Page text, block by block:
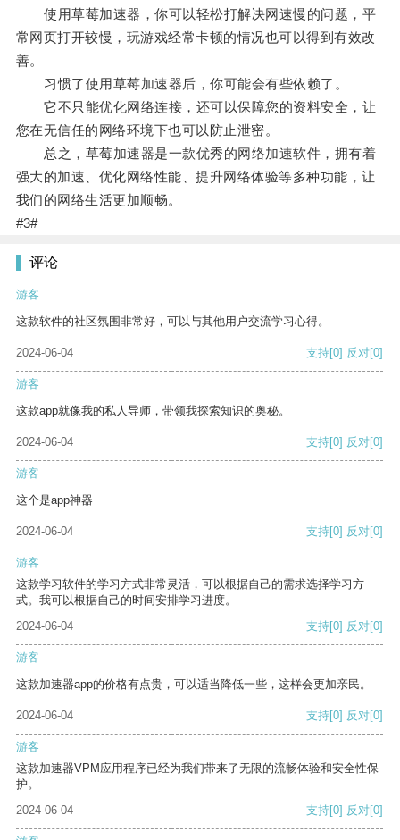
使用草莓加速器，你可以轻松打解决网速慢的问题，平
常网页打开较慢，玩游戏经常卡顿的情况也可以得到有效改
善。
习惯了使用草莓加速器后，你可能会有些依赖了。
它不只能优化网络连接，还可以保障您的资料安全，让
您在无信任的网络环境下也可以防止泄密。
总之，草莓加速器是一款优秀的网络加速软件，拥有着
强大的加速、优化网络性能、提升网络体验等多种功能，让
我们的网络生活更加顺畅。
#3#
评论
游客
这款软件的社区氛围非常好，可以与其他用户交流学习心得。
2024-06-04 支持[0] 反对[0]
游客
这款app就像我的私人导师，带领我探索知识的奥秘。
2024-06-04 支持[0] 反对[0]
游客
这个是app神器
2024-06-04 支持[0] 反对[0]
游客
这款学习软件的学习方式非常灵活，可以根据自己的需求选择学习方
式。我可以根据自己的时间安排学习进度。
2024-06-04
支持[0] 反对[0]
游客
这款加速器app的价格有点贵，可以适当降低一些，这样会更加亲民。
2024-06-04 支持[0] 反对[0]
游客
这款加速器VPM应用程序已经为我们带来了无限的流畅体验和安全性保
护。
2024-06-04
支持[0] 反对[0]